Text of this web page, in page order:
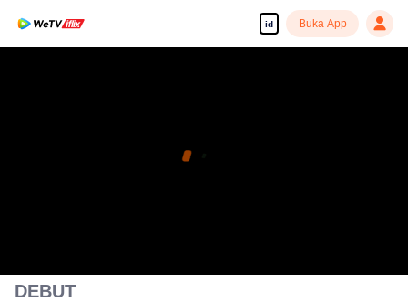
id Buka App
DEBUT